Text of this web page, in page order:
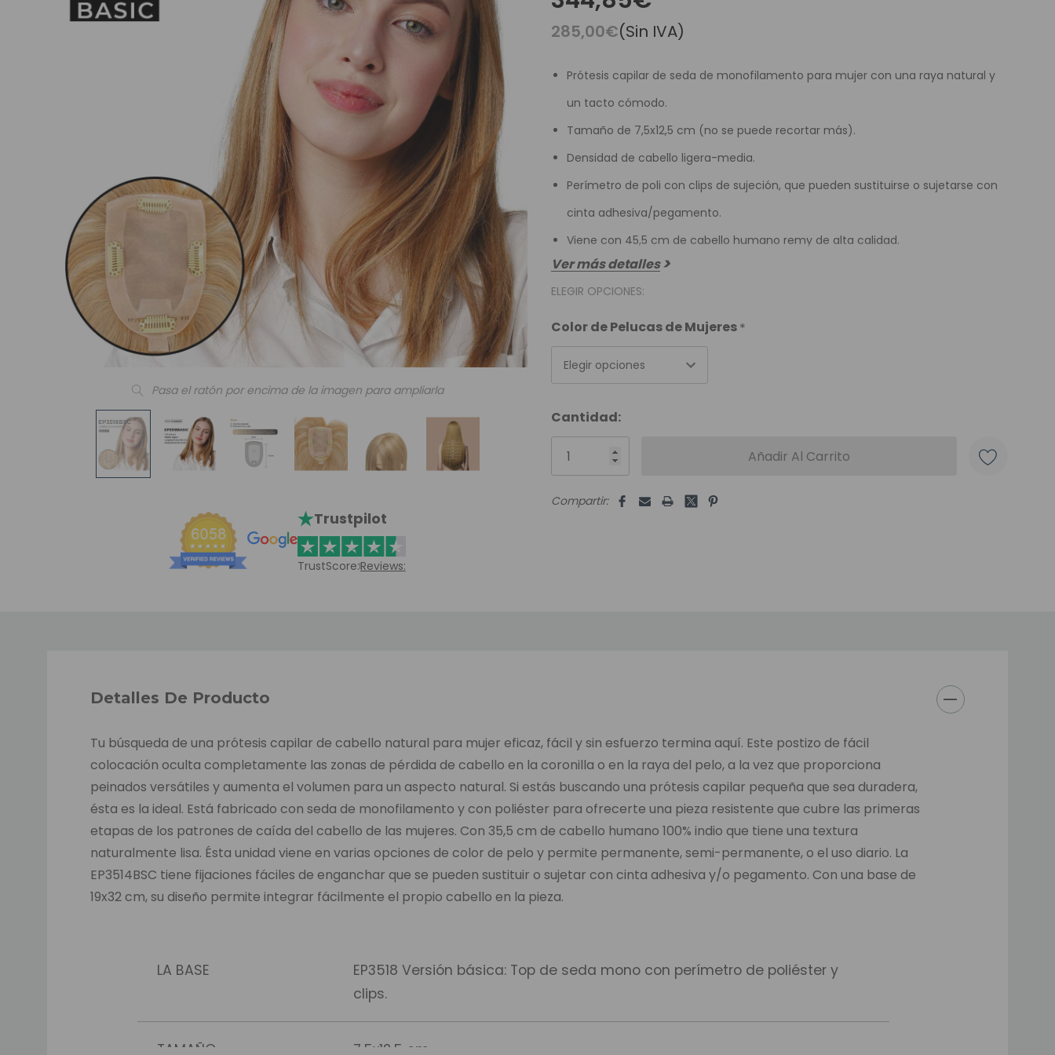
Comenzar Aqui
Contacto
Envíos Y Devoluciones
Catálogo De Colores
Pasa el ratón por encima de la imagen para ampliarla
Trustpilot
TrustScore:Reviews:
285,00€(Sin IVA)
Prótesis capilar de seda de monofilamento para mujer con una raya natural y
un tacto cómodo.
Tamaño de 7,5x12,5 cm (no se puede recortar más).
Densidad de cabello ligera-media.
Perímetro de poli con clips de sujeción, que pueden sustituirse o sujetarse con
cinta adhesiva/pegamento.
Viene con 45,5 cm de cabello humano remy de alta calidad.
Ver más detalles
ELEGIR OPCIONES:
Color de Pelucas de Mujeres*
Elegir opciones
Unidades
disponibles:
Cantidad:
Compartir:
Detalles De Producto
Tu búsqueda de una prótesis capilar de cabello natural para mujer eficaz, fácil y sin esfuerzo termina aquí. Este postizo de fácil
colocación oculta completamente las zonas de pérdida de cabello en la coronilla o en la raya del pelo, a la vez que proporciona
peinados versátiles y aumenta el volumen para un aspecto natural. Si estás buscando una prótesis capilar pequeña que sea duradera,
ésta es la ideal. Está fabricado con seda de monofilamento y con poliéster para ofrecerte una pieza resistente que cubre las primeras
etapas de los patrones de caída del cabello de las mujeres. Con 35,5 cm de cabello humano 100% indio que tiene una textura
naturalmente lisa. Ésta unidad viene en varias opciones de color de pelo y permite permanente, semi-permanente, o el uso diario. La
EP3514BSC tiene fijaciones fáciles de enganchar que se pueden sustituir o sujetar con cinta adhesiva y/o pegamento. Con una base de
19x32 cm, su diseño permite integrar fácilmente el propio cabello en la pieza.
LA BASE
EP3518 Versión básica: Top de seda mono con perímetro de poliéster y
clips.
TAMAÑO 7,5x12,5 cm